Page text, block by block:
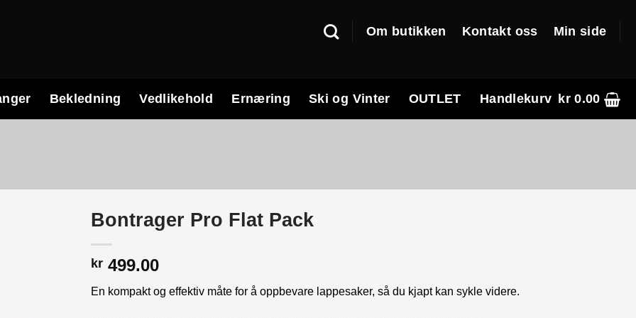
Om butikken Kontakt oss Min side
Bekledning Vedlikehold Ernæring Ski og Vinter OUTLET Handlekurv kr0.00
Bontrager Pro Flat Pack
kr 499.00
En kompakt og effektiv måte for å oppbevare lappesaker, så du kjapt kan sykle videre.